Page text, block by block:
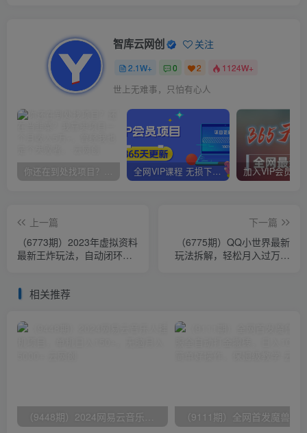
智库云网创 关注
2.1W+ 0 2 1124W+
世上无难事，只怕有心人
你还在到处找项目？还在当韭菜？我靠卖项目一个月收入5万+，曾经我也是个失败者。 全网VIP课程 无损下载~
上一篇
（6773期）2023年虚拟资料
最新王炸玩法，自动闭环成
下一篇
（6775期）QQ小世界最新
玩法拆解，轻松月入过万。
相关推荐